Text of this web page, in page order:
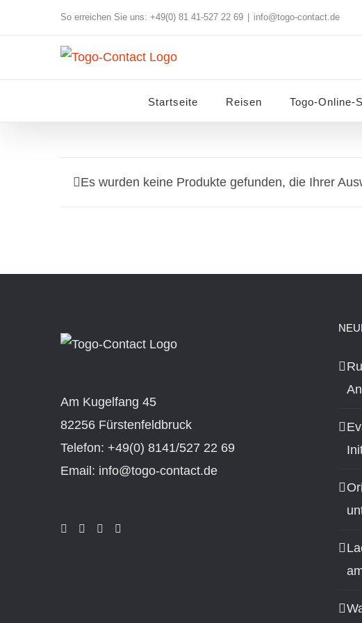
So erreichen Sie uns: +49(0) 81 41-527 22 69 info@togo-contact.de
Startseite Reisen Togo-Online-
Es wurden keine Produkte gefunden, die Ihrer
Am Kugelfang 45
82256 Fürstenfeldbruck
Telefon: +49(0) 8141/527 22 69
Email: info@togo-contact.de